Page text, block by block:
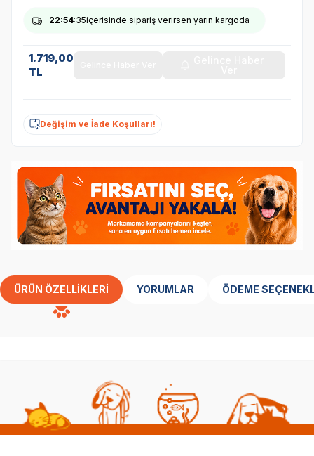
22:54:35içerisinde sipariş verirsen yarın kargoda
1.719,00
TL
Değişim ve İade Koşulları!
ÜRÜN ÖZELLIKLERI YORUMLAR ÖDEME